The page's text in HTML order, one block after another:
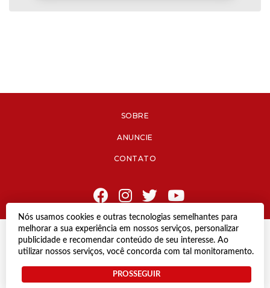
Nós usamos cookies e outras tecnologias semelhantes para
melhorar a sua experiência em nossos serviços, personalizar
publicidade e recomendar conteúdo de seu interesse. Ao
utilizar nossos serviços, você concorda com tal monitoramento.
PROSSEGUIR
SOBRE
ANUNCIE
CONTATO
© Copyright 2021 Diário de Jacareí.
Todos os direitos reservados.
Desenvolvido por
Termos e Políticas de Uso